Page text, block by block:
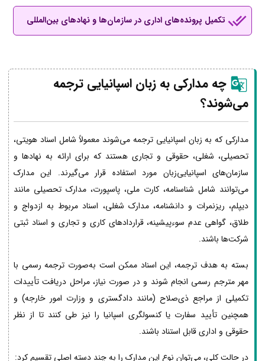
تکمیل پرونده‌های اداری در سازمان‌ها و نهادهای بین‌المللی
چه مدارکی به زبان اسپانیایی ترجمه
می‌شوند؟
مدارکی که به زبان اسپانیایی ترجمه می‌شوند معمولاً شامل اسناد هویتی،
تحصیلی، شغلی، حقوقی و تجاری هستند که برای ارائه به نهادها و
سازمان‌های اسپانیایی‌زبان مورد استفاده قرار می‌گیرند. این مدارک
می‌توانند شامل شناسنامه، کارت ملی، پاسپورت، مدارک تحصیلی مانند
دیپلم، ریزنمرات و دانشنامه، مدارک شغلی، اسناد مربوط به ازدواج و
طلاق، گواهی عدم سوءپیشینه، قراردادهای کاری و تجاری و اسناد ثبتی
شرکت‌ها باشند.
بسته به هدف ترجمه، این اسناد ممکن است به‌صورت ترجمه رسمی با
مهر مترجم رسمی انجام شوند و در صورت نیاز، مراحل دریافت تأییدات
تکمیلی از مراجع ذی‌صلاح (مانند دادگستری و وزارت امور خارجه) و
همچنین تأیید سفارت یا کنسولگری اسپانیا را نیز طی کنند تا از نظر
حقوقی و اداری قابل استناد باشند.
در حالت کلی، می‌توان نوع این مدارک را به چند دسته اصلی تقسیم کرد: